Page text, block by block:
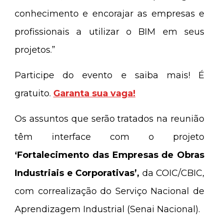
conhecimento e encorajar as empresas e
profissionais a utilizar o BIM em seus
projetos.”
Participe do evento e saiba mais! É
gratuito. Garanta sua vaga!
Os assuntos que serão tratados na reunião
têm interface com o projeto
‘Fortalecimento das Empresas de Obras
Industriais e Corporativas’, da COIC/CBIC,
com correalização do Serviço Nacional de
Aprendizagem Industrial (Senai Nacional).